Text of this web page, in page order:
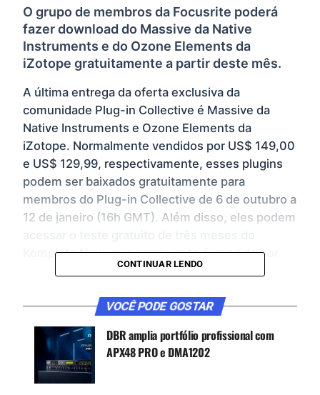
O grupo de membros da Focusrite poderá
fazer download do Massive da Native
Instruments e do Ozone Elements da
iZotope gratuitamente a partir deste mês.
A última entrega da oferta exclusiva da
comunidade Plug-in Collective é Massive da
Native Instruments e Ozone Elements da
iZotope. Normalmente vendidos por US$ 149,00
e US$ 129,99, respectivamente, esses plugins
podem ser baixados gratuitamente para
membros do Plug-in Collective de 6 de outubro a
12 de janeiro (16h GMT). Além disso, eles podem
Komplete Now, que geralmente é vendido por
US $ 9,99 por mês.
Massive é um sintetizador para baixistas e
solistas. O motor oferece qualidade com uma
ampla gama de sons, do suave ao sujo e tudo
mais. Com mais de 1.300 sons prontos para
produção, cada um com controles de macro
predefinidos, você pode ajustar o som ao seu
CONTINUAR LENDO
VOCÊ PODE GOSTAR
DBR amplia portfólio profissional com
APX48 PRO e DMA1202